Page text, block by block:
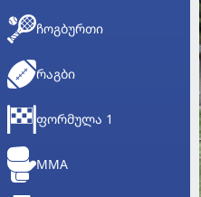
ᲩᲝᲒᲑᲣᲠᲗᲘ
ᲠᲐᲒᲑᲘ
ᲤᲝᲠᲛᲣᲚᲐ 1
MMA